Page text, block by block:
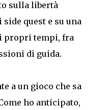
sulla libertà
quest e su una
propri tempi, fra
di guida.
a un gioco che sa
ho anticipato,